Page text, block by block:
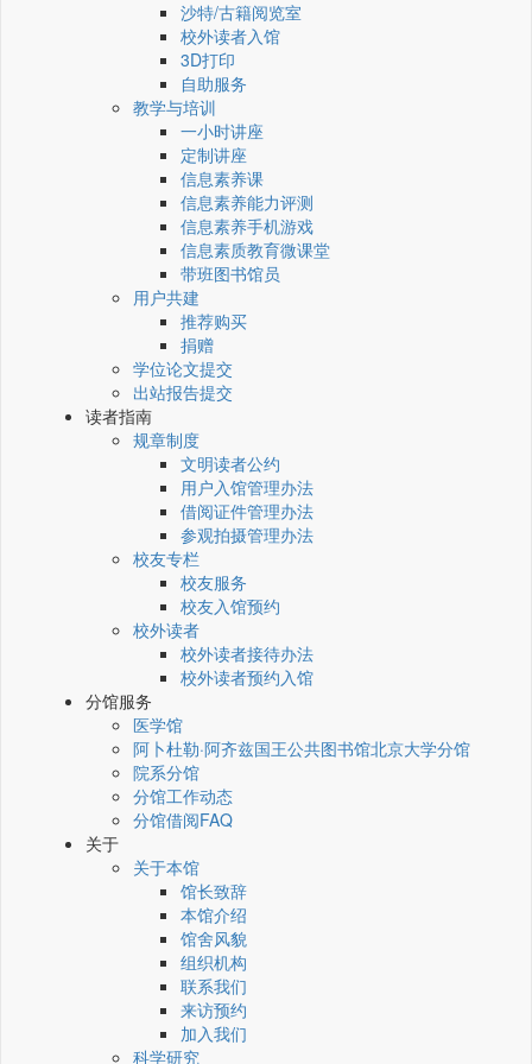
沙特/古籍阅览室
校外读者入馆
3D打印
自助服务
教学与培训
一小时讲座
定制讲座
信息素养课
信息素养能力评测
信息素养手机游戏
信息素质教育微课堂
带班图书馆员
用户共建
推荐购买
捐赠
学位论文提交
出站报告提交
读者指南
规章制度
文明读者公约
用户入馆管理办法
借阅证件管理办法
参观拍摄管理办法
校友专栏
校友服务
校友入馆预约
校外读者
校外读者接待办法
校外读者预约入馆
分馆服务
医学馆
阿卜杜勒·阿齐兹国王公共图书馆北京大学分馆
院系分馆
分馆工作动态
分馆借阅FAQ
关于
关于本馆
馆长致辞
本馆介绍
馆舍风貌
组织机构
联系我们
来访预约
加入我们
科学研究